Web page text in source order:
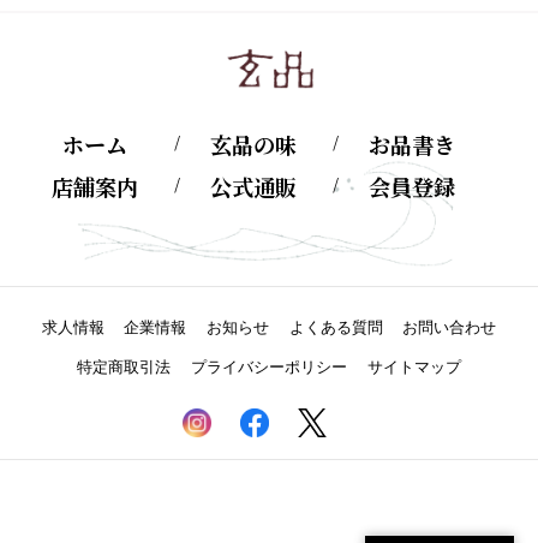
ホーム 玄品の味
お品書き
店舗案内
公式通販 会員登録
求人情報 企業情報 お知らせ よくある質問 お問い合わせ
特定商取引法 プライバシーポリシー サイトマップ